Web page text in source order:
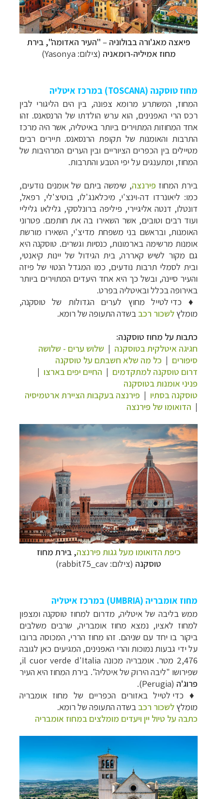
פיאצה מאג'ורה בבולוניה– "העיר האדומה", בירת
מחוז אמיליה-רומאניה (צילום: Yasonya)
מחוז טוסקנה (TOSCANA) במרכז איטליה
המחוז, המשתרע מרומא צפונה, בין הים הליגורי לבין
רכס הרי האפנינים, הוא ערש הולדתו של הרנסאנס. זהו
אחד המחוזות המתוירים ביותר באיטליה, אשר היה מרכז
התרבות והאומנות של תקופת הרנסאנס. תיירים רבים
מטיילים בין הכפרים הציוריים ובין הערים המרהיבות של
המחוז, ומתענגים על יפי הטבע והתרבות.
בירת המחוז פירנצה, שימשה ביתם של אומנים נודעים,
כמו: ליאונרדו דה-וינצ'י, מיכלאנג'לו, בוטיצ'לי, רפאל,
דונטלו, דנטה אליגיירי, פיליפה ברונלסקי, גלילאו גליליי
ועוד רבים וטובים, אשר השאירו בה את חותמם. פטרוני
האומנות, ובראשם בני משפחת מדיצ'י, השאירו מורשת
אומנות מרשימה בארמונות, כנסיות וגשרים. טוסקנה היא
גם מקור לשיש קאררה, בית הגידול של יינות קיאנטי,
ובית לסמלי תרבות נודעים, כמו המגדל הנטוי של פיזה
והעיר סיינה, ובשל כך היא אחד היעדים המתוירים ביותר
באירופה בכלל ובאיטליה בפרט.
♦ כדי לטייל מחוץ לערים הגדולות של טוסקנה,
מומלץ לשכור רכב בשדה התעופה של רומא.
כתבות על מחוז טוסקנה:
חגיגה איטלקית בטוסקנה | שלוש ערים - שלושה
סיפורים | כל מה שלא חשבתם על טוסקנה
דרום טוסקנה למתקדמים | החיים יפים בארצו |
פניני אומנות בטוסקנה
טוסקנה בסתיו | פירנצה בעקבות הציירת ארטמיסיה
| הדואומו של פירנצה
כיפת הדואומו מעל גגות פירנצה, בירת מחוז
טוסקנה (צילום: rabbit75_cav
)
מחוז אומבריה (UMBRIA) במרכז איטליה
ממש בליבה של איטליה, מדרום למחוז טוסקנה ומצפון
למחוז לאציו, נמצא מחוז אומבריה, שרבים משלבים
ביקור בו יחד עם שניהם. זהו מחוז הררי, המכוסה ברובו
על ידי גבעות נמוכות והרי האפנינים, המגיעים כאן לגובה
2,476 מטר. אומבריה מכונה
il cuor verde d'Italia
,
שפירושו "ליבה הירוק של איטליה". בירת המחוז היא העיר
פרוג'ה (
Perugia
).
♦ כדי לטייל באזורים הכפריים של מחוז אומבריה
מומלץ לשכור רכב בשדה התעופה של רומא.
כתבה על טיול יין ויעדים מומלצים במחוז אומבריה